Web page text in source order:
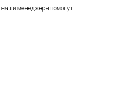
наши менеджеры помогут